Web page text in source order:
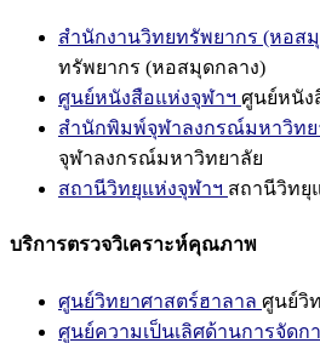
สำนักงานวิทยทรัพยากร (หอส
ทรัพยากร (หอสมุดกลาง)
ศูนย์หนังสือแห่งจุฬาฯ ศูนย์หนัง
สำนักพิมพ์จุฬาลงกรณ์มหาวิทย
จุฬาลงกรณ์มหาวิทยาลัย
สถานีวิทยุแห่งจุฬาฯ สถานีวิทยุ
บริการตรวจวิเคราะห์คุณภาพ
ศูนย์วิทยาศาสตร์ฮาลาล ศูนย์วิ
ศูนย์ความเป็นเลิศด้านการจัดก